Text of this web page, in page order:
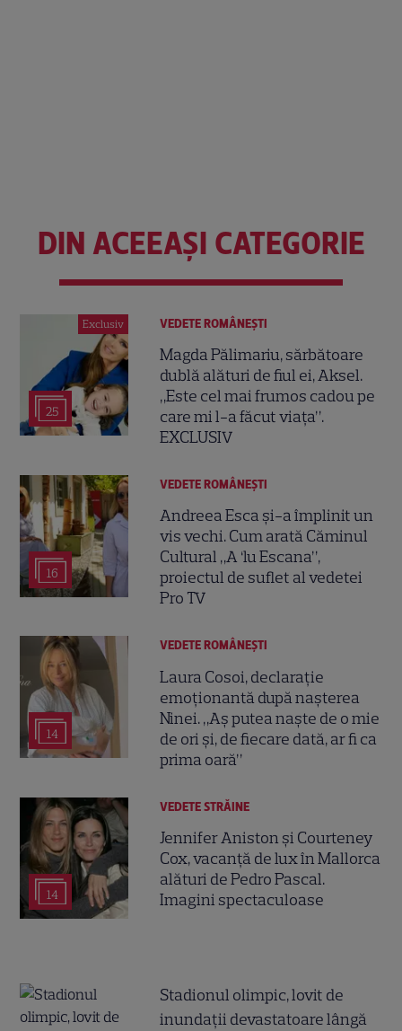
DIN ACEEAȘI CATEGORIE
Exclusiv
25
VEDETE ROMÂNEŞTI
Magda Pălimariu, sărbătoare
dublă alături de fiul ei, Aksel.
„Este cel mai frumos cadou pe
care mi l-a făcut viața”.
EXCLUSIV
16
VEDETE ROMÂNEŞTI
Andreea Esca și-a împlinit un
vis vechi. Cum arată Căminul
Cultural „A ‘lu Escana”,
proiectul de suflet al vedetei
Pro TV
14
VEDETE ROMÂNEŞTI
Laura Cosoi, declarație
emoționantă după nașterea
Ninei. „Aș putea naște de o mie
de ori și, de fiecare dată, ar fi ca
prima oară”
14
VEDETE STRĂINE
Jennifer Aniston și Courteney
Cox, vacanță de lux în Mallorca
alături de Pedro Pascal.
Imagini spectaculoase
Stadionul olimpic, lovit de
inundații devastatoare lângă